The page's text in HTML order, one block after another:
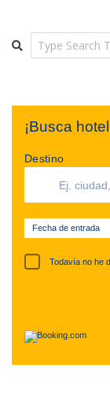
Search
¡Busca
Destino
Fecha de entrada
Todavía no he